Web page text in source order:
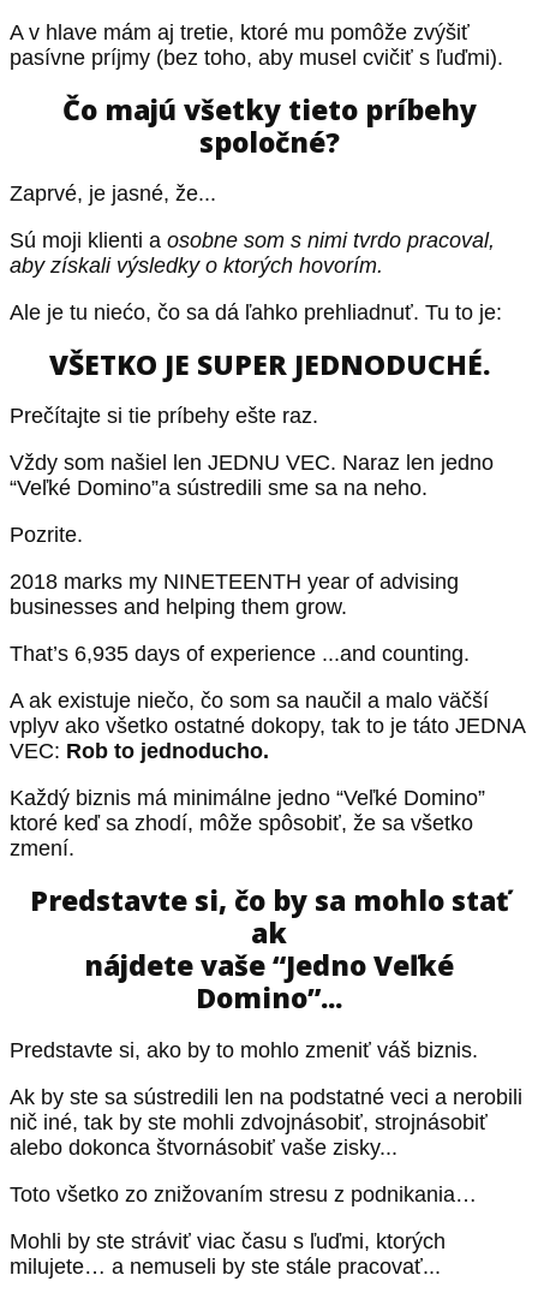
A v hlave mám aj tretie, ktoré mu pomôže zvýšiť
pasívne príjmy (bez toho, aby musel cvičiť s ľuďmi).
Čo majú všetky tieto príbehy
spoločné?
Zaprvé, je jasné, že...
Sú moji klienti a osobne som s nimi tvrdo pracoval,
aby získali výsledky o ktorých hovorím.
Ale je tu niećo, čo sa dá ľahko prehliadnuť. Tu to je:
VŠETKO JE SUPER JEDNODUCHÉ.
Prečítajte si tie príbehy ešte raz.
Vždy som našiel len JEDNU VEC. Naraz len jedno
“Veľké Domino”a sústredili sme sa na neho.
Pozrite.
2018 marks my NINETEENTH year of advising
businesses and helping them grow.
That’s 6,935 days of experience ...and counting.
A ak existuje niečo, čo som sa naučil a malo väčší
vplyv ako všetko ostatné dokopy, tak to je táto JEDNA
VEC: Rob to jednoducho.
Každý biznis má minimálne jedno “Veľké Domino”
ktoré keď sa zhodí, môže spôsobiť, že sa všetko
zmení.
Predstavte si, čo by sa mohlo stať
ak
nájdete vaše “Jedno Veľké
Domino”...
Predstavte si, ako by to mohlo zmeniť váš biznis.
Ak by ste sa sústredili len na podstatné veci a nerobili
nič iné, tak by ste mohli zdvojnásobiť, strojnásobiť
alebo dokonca štvornásobiť vaše zisky...
Toto všetko zo znižovaním stresu z podnikania…
Mohli by ste stráviť viac času s ľuďmi, ktorých
milujete… a nemuseli by ste stále pracovať...